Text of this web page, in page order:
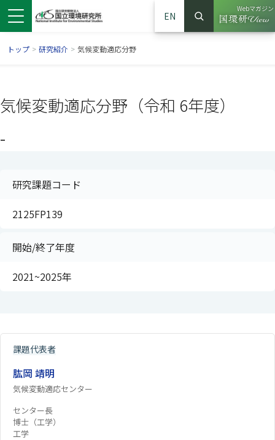
ウで開きます）
ンドウで開きます）
ウインドウで開きます）
EN
サイト内検索
検索
Webマガジン
（別ウイ
トップ > 研究紹介 > 気候変動適応分野
気候変動適応分野（令和 6年度）
-
研究課題コード
2125FP139
開始/終了年度
2021~2025年
課題代表者
肱岡 靖明
気候変動適応センター
センター長
博士（工学）
工学